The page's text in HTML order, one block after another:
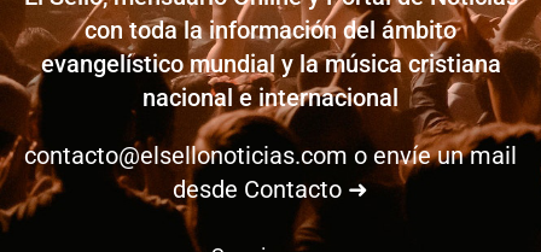
con toda la información del ámbito
evangelístico mundial y la música cristiana
nacional e internacional
contacto@elsellonoticias.com o envíe un mail
desde Contacto ➜